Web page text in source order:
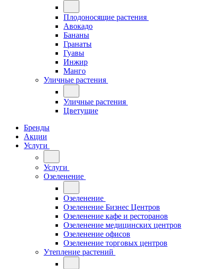
Плодоносящие растения
Авокадо
Бананы
Гранаты
Гуавы
Инжир
Манго
Уличные растения
Уличные растения
Цветущие
Бренды
Акции
Услуги
Услуги
Озеленение
Озеленение
Озеленение Бизнес Центров
Озеленение кафе и ресторанов
Озеленение медицинских центров
Озеленение офисов
Озеленение торговых центров
Утепление растений